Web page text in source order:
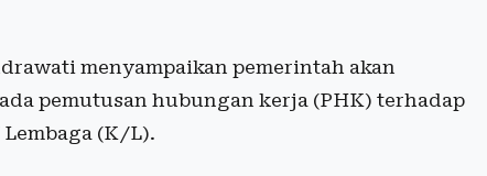
menyampaikan pemerintah akan
pemutusan hubungan kerja (PHK) terhadap
(K/L).